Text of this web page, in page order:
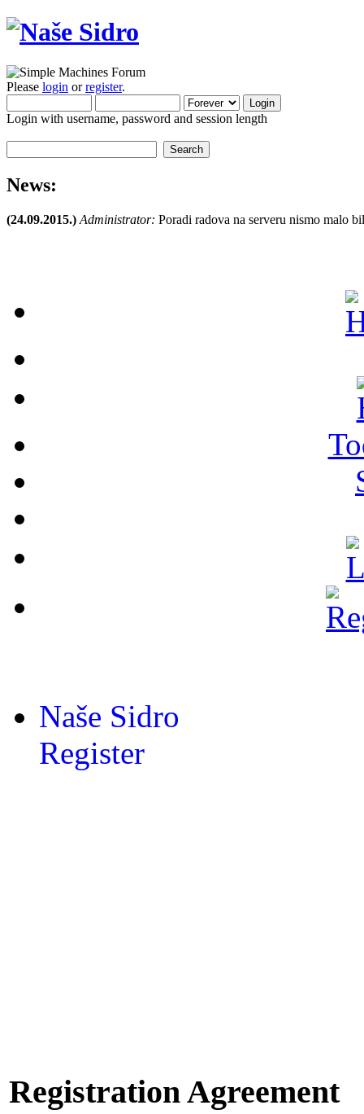
Please login orregister.
Login with username, password and session length
News:
(24.09.2015.) Administrator: Poradi radova na serveru nismo malo
Naše Sidro
Register
Registration Agreement